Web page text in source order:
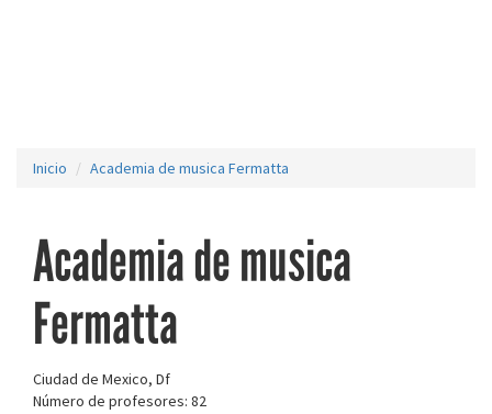
Inicio Academia de musica Fermatta
Academia de musica
Fermatta
Ciudad de Mexico, Df
Número de profesores: 82